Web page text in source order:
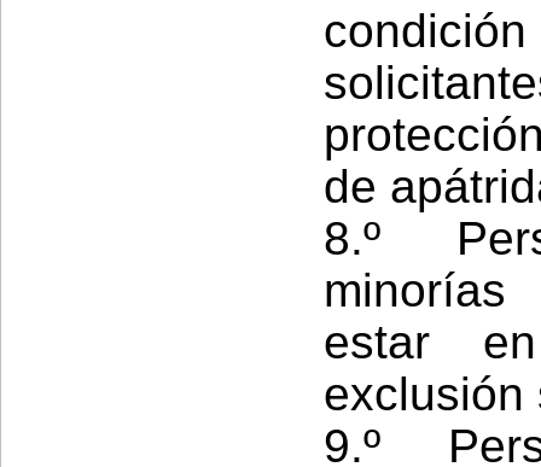
de
8.º
estar
exclusión
9.º